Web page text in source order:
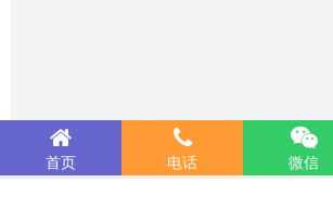
首页 电话 微信